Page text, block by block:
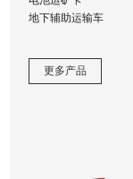
地下辅助运输车
更多产品